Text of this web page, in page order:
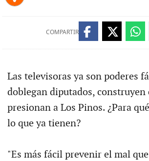
COMPARTIR
Las televisoras ya son poderes
doblegan diputados, construyen
presionan a Los Pinos. ¿Para
lo que ya tienen?
"Es más fácil prevenir el mal